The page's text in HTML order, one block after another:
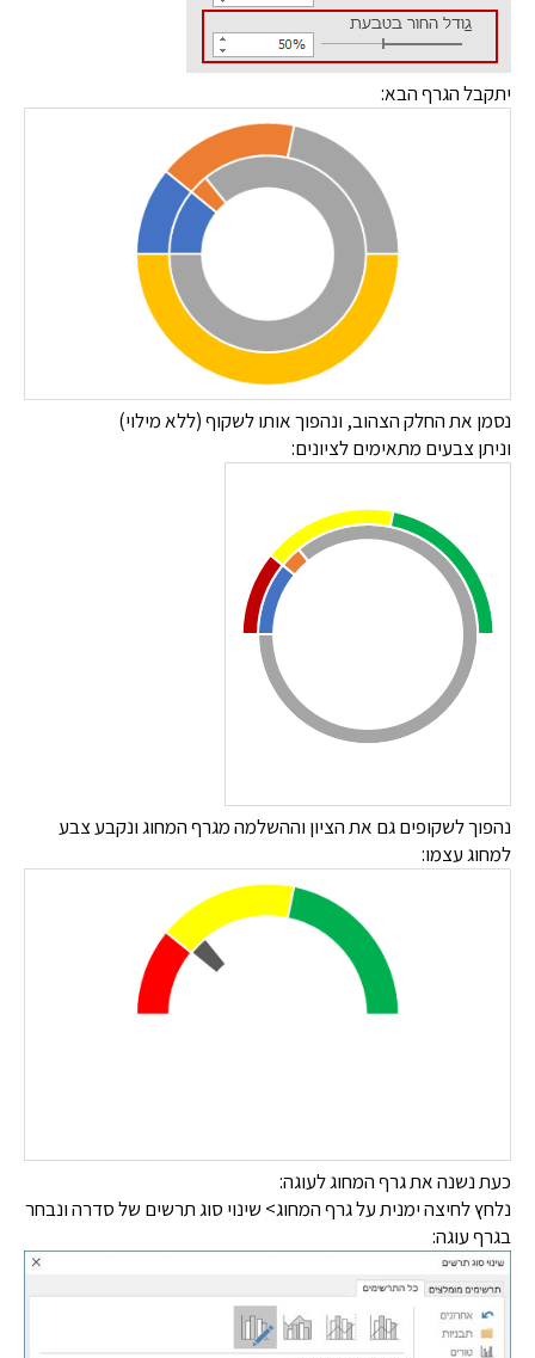
יתקבל הגרף הבא:
נסמן את החלק הצהוב, ונהפוך אותו לשקוף (ללא מילוי)
וניתן צבעים מתאימים לציונים:
נהפוך לשקופים גם את הציון וההשלמה מגרף המחוג ונקבע צבע
למחוג עצמו:
כעת נשנה את גרף המחוג לעוגה:
נלחץ לחיצה ימנית על גרף המחוג> שינוי סוג תרשים של סדרה ונבחר
בגרף עוגה: